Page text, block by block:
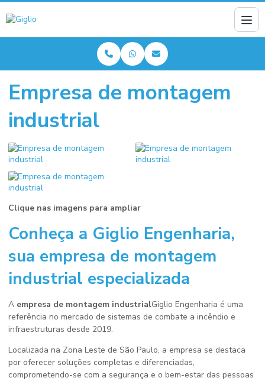
Empresa de montagem
industrial
Clique nas imagens para ampliar
Conheça a Giglio Engenharia,
sua empresa de montagem
industrial especializada
A empresa de montagem industrialGiglio Engenharia é uma
referência no mercado de sistemas de combate a incêndio e
infraestruturas desde 2019.
Localizada na Zona Leste de São Paulo, a empresa se destaca
por oferecer soluções completas e diferenciadas,
comprometendo-se com a segurança e o bem-estar das pessoas